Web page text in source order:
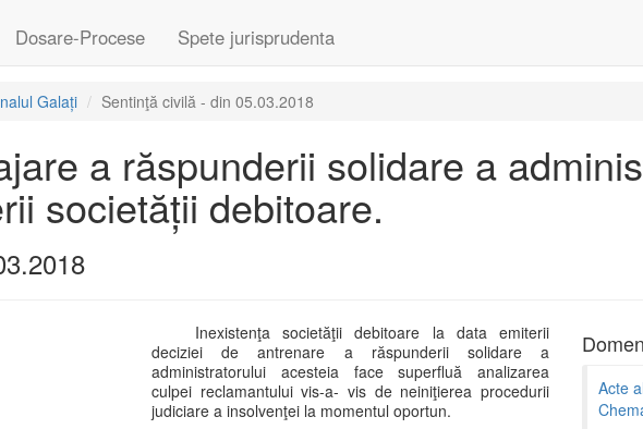
Dosare-Procese Spete jurisprudenta
Galați Sentinţă civilă - din 05.03.2018
a răspunderii solidare a
societății debitoare.
Inexistenţa societăţii debitoare la data emiterii
deciziei de antrenare a răspunderii solidare a
administratorului acesteia face superfluă analizarea
culpei reclamantului vis-a- vis de neiniţierea procedurii
judiciare a insolvenţei la momentul oportun.
Acte